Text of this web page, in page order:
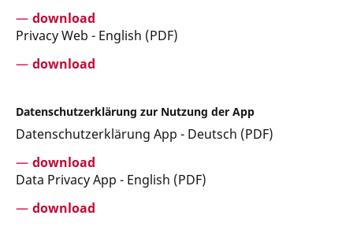
download
Privacy Web - English (PDF)
download
Datenschutzerklärung zur Nutzung der App
Datenschutzerklärung App - Deutsch (PDF)
download
Data Privacy App - English (PDF)
download